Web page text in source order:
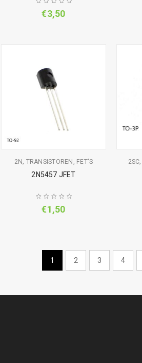
€3,50
2N, TRANSISTOREN, FET'S
2N5457 JFET
€1,50
2SC,
1 2 3 4